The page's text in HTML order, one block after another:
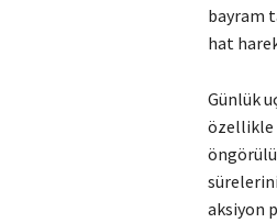
bayram
hat
Günlük
özellikle
aksiyon